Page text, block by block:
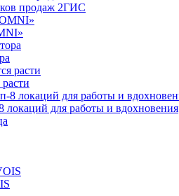
продаж 2ГИС
для работы и вдохновения